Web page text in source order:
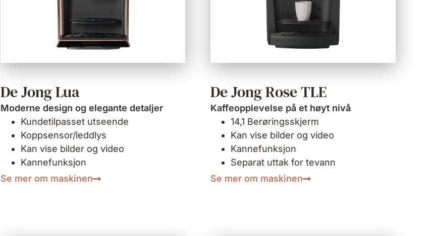
De Jong Lua
Moderne design og elegante detaljer
Kundetilpasset utseende
Koppsensor/leddlys
Kan vise bilder og video
Kannefunksjon
Se mer om maskinen
De Jong Rose TLE
Kaffeopplevelse på et høyt nivå
14,1 Berøringsskjerm
Kan vise bilder og video
Kannefunksjon
Separat uttak for tevann
Se mer om maskinen